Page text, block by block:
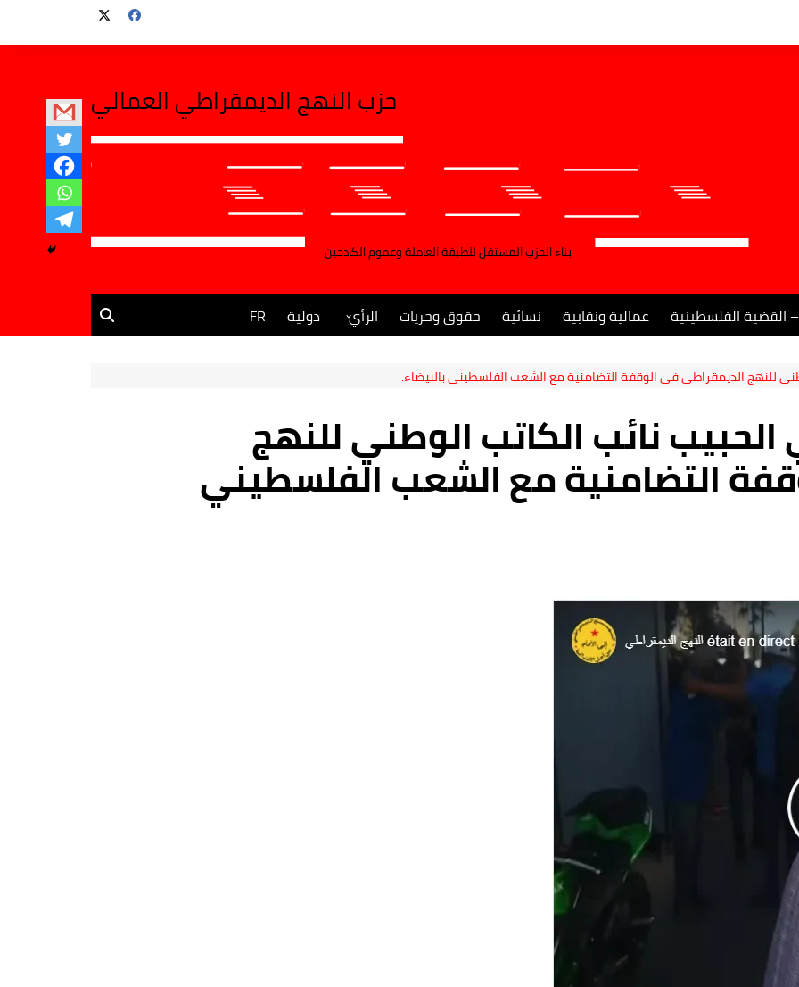
حزب النهج الديمقراطي العمالي
بناء الحزب المستقل للطبقة العاملة وعموم الكادحين
– القضية الفلسطينية عمالية ونقابية نسائية حقوق وحريات الرأي دولية FR
للنهج الديمقراطي في الوقفة التضامنية مع الشعب الفلسطيني بالبيضاء.
الحبيب نائب الكاتب الوطني للنهج
التضامنية مع الشعب الفلسطيني